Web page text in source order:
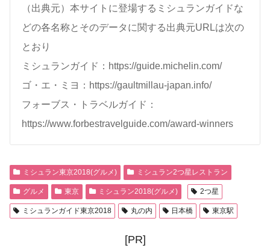
（出典元）本サイトに登場するミシュランガイドな
どの各名称とそのデータに関する出典元URLは次の
とおり
ミシュランガイド：https://guide.michelin.com/
ゴ・エ・ミヨ：https://gaultmillau-japan.info/
フォーブス・トラベルガイド：
https://www.forbestravelguide.com/award-winners
ミシュラン東京2018(グルメ) ミシュラン2つ星レストラン
グルメ 東京 ミシュラン2018(グルメ) 2つ星
ミシュランガイド東京2018 丸の内 日本橋 東京駅
[PR]